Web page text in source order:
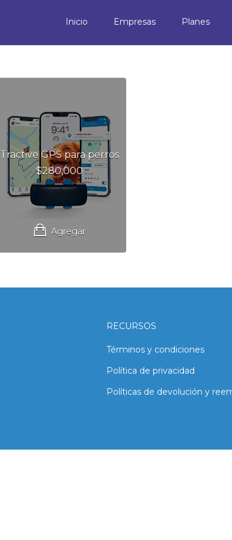
Inicio Empresas Planes
Tractive GPS para perros
$280,000
Agregar
RECURSOS
Términos y condiciones
Política de privacidad
Políticas de devolución y